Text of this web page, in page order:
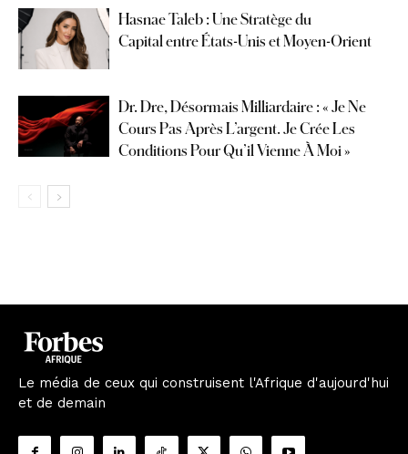
Hasnae Taleb : Une Stratège du
Capital entre États-Unis et Moyen-Orient
Dr. Dre, Désormais Milliardaire : « Je Ne
Cours Pas Après L’argent. Je Crée Les
Conditions Pour Qu’il Vienne À Moi »
Le média de ceux qui construisent l'Afrique d'aujourd'hui
et de demain